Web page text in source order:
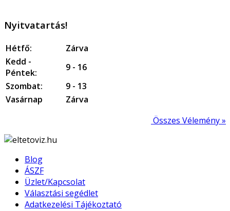
Nyitvatartás!
Hétfő:
Zárva
Kedd -
Péntek:
9 - 16
Szombat:
9 - 13
Vasárnap
Zárva
Összes Vélemény »
Blog
ÁSZF
Üzlet/Kapcsolat
Választási segédlet
Adatkezelési Tájékoztató